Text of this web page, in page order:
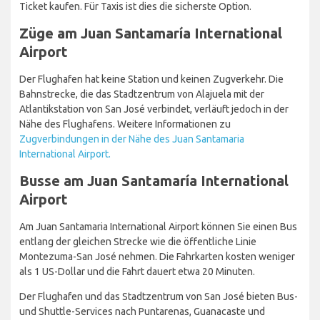
Ticket kaufen. Für Taxis ist dies die sicherste Option.
Züge am Juan Santamaría International
Airport
Der Flughafen hat keine Station und keinen Zugverkehr. Die
Bahnstrecke, die das Stadtzentrum von Alajuela mit der
Atlantikstation von San José verbindet, verläuft jedoch in der
Nähe des Flughafens. Weitere Informationen zu
Zugverbindungen in der Nähe des Juan Santamaria
International Airport.
Busse am Juan Santamaría International
Airport
Am Juan Santamaria International Airport können Sie einen Bus
entlang der gleichen Strecke wie die öffentliche Linie
Montezuma-San José nehmen. Die Fahrkarten kosten weniger
als 1 US-Dollar und die Fahrt dauert etwa 20 Minuten.
Der Flughafen und das Stadtzentrum von San José bieten Bus-
und Shuttle-Services nach Puntarenas, Guanacaste und